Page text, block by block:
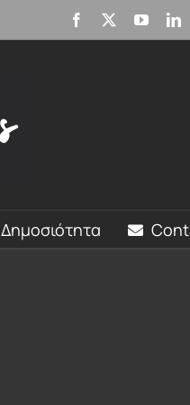
Facebook
Δημοσιότητα